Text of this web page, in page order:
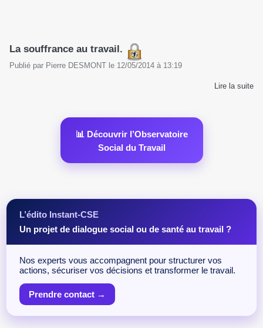
La souffrance au travail.
Publié par Pierre DESMONT le 12/05/2014 à 13:19
Lire la suite
📊 Découvrir l’Observatoire
Social du Travail
L’édito Instant-CSE
Un projet de dialogue social ou de santé au travail ?
Nos experts vous accompagnent pour structurer vos
actions, sécuriser vos décisions et transformer le travail.
Prendre contact →